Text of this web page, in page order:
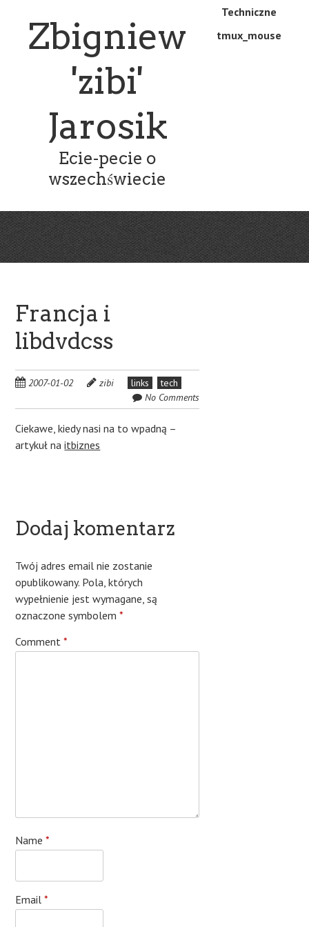
Zbigniew
'zibi'
Jarosik
Ecie-pecie o
wszechświecie
Menu
content
Techniczne
tmux_mouse
Francja i
libdvdcss
2007-01-02 zibi links
tech
No Comments
Ciekawe, kiedy nasi na to wpadną –
artykuł naitbiznes
Dodaj komentarz
Twój adres email nie zostanie
opublikowany. Pola, których
wypełnienie jest wymagane, są
oznaczone symbolem*
Comment*
Name*
Email*